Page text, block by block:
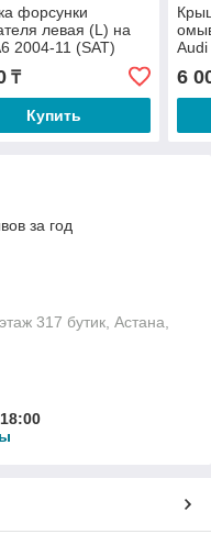
форсунки
левая (L) на
2004-11 (SAT)
₸
Купить
6
за год
317 бутик, Астана,